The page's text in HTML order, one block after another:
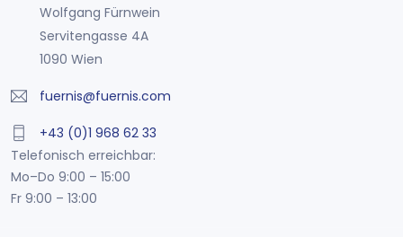
Wolfgang Fürnwein
Servitengasse 4A
1090 Wien
fuernis@fuernis.com
+43 (0)1 968 62 33
Telefonisch erreichbar:
Mo–Do 9:00 – 15:00
Fr 9:00 – 13:00